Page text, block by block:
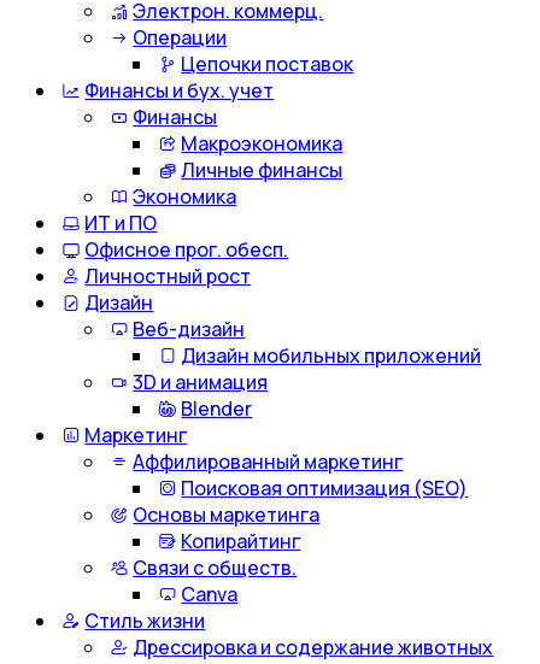
Электрон. коммерц.
Операции
Цепочки поставок
Финансы и бух. учет
Финансы
Макроэкономика
Личные финансы
Экономика
ИТ и ПО
Офисное прог. обесп.
Личностный рост
Дизайн
Веб-дизайн
Дизайн мобильных приложений
3D и анимация
Blender
Маркетинг
Аффилированный маркетинг
Поисковая оптимизация (SEO)
Основы маркетинга
Копирайтинг
Связи с обществ.
Canva
Стиль жизни
Дрессировка и содержание животных